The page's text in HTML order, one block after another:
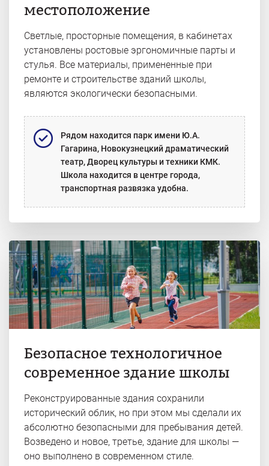
местоположение
Светлые, просторные помещения, в кабинетах
установлены ростовые эргономичные парты и
стулья. Все материалы, примененные при
ремонте и строительстве зданий школы,
являются экологически безопасными.
Рядом находится парк имени Ю.А.
Гагарина, Новокузнецкий драматический
театр, Дворец культуры и техники КМК.
Школа находится в центре города,
транспортная развязка удобна.
Безопасное технологичное
современное здание школы
Реконструированные здания сохранили
исторический облик, но при этом мы сделали их
абсолютно безопасными для пребывания детей.
Возведено и новое, третье, здание для школы —
оно выполнено в современном стиле.